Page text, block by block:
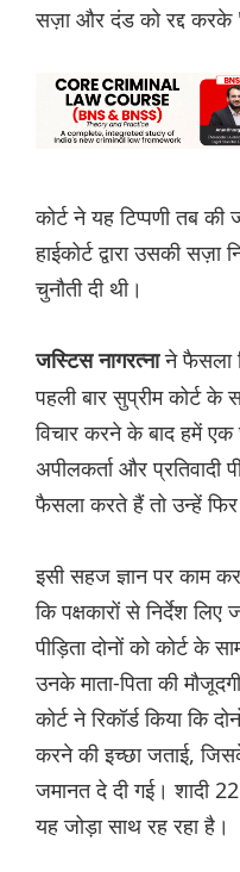
सज़ा और दंड को रद्द करके
कोर्ट ने यह टिप्पणी तब
हाईकोर्ट द्वारा उसकी
चुनौती दी थी।
जस्टिस नागरत्नाने फैसला
पहली बार सुप्रीम कोर्ट
विचार करने के बाद हमें
अपीलकर्ता और प्रतिवादी
फैसला करते हैं तो उन्हें
इसी सहज ज्ञान पर काम
कि पक्षकारों से निर्देश
पीड़िता दोनों को कोर्ट के
उनके माता-पिता की
कोर्ट ने रिकॉर्ड किया कि
करने की इच्छा जताई,
जमानत दे दी गई। शादी
यह जोड़ा साथ रह रहा है।